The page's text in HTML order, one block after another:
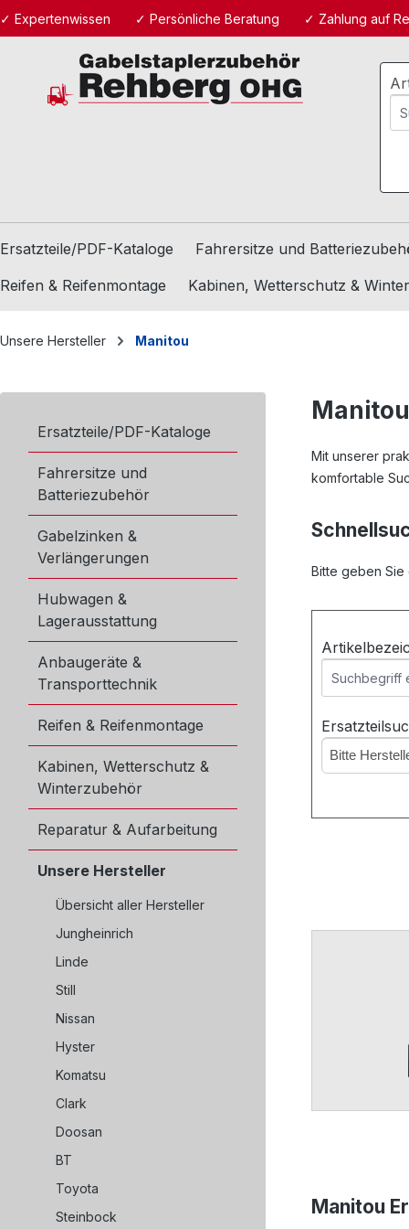
Hauptinhalt springen
Zur Suche springen
Zur Hauptnavigation springen
✓ Expertenwissen ✓ Persönliche Beratung ✓ Zahlung auf
Ersatzteile/PDF-Kataloge Fahrersitze und
Reifen & Reifenmontage
Kabinen, Wetterschutz &
Unsere Hersteller Manitou
Ersatzteile/PDF-Kataloge
Fahrersitze und
Batteriezubehör
Gabelzinken &
Verlängerungen
Hubwagen &
Lagerausstattung
Anbaugeräte &
Transporttechnik
Reifen & Reifenmontage
Kabinen, Wetterschutz &
Winterzubehör
Reparatur & Aufarbeitung
Unsere Hersteller
Übersicht aller Hersteller
Jungheinrich
Linde
Still
Nissan
Hyster
Komatsu
Clark
Doosan
BT
Toyota
Steinbock
Mit unserer
komfortable
Bitte geben Sie
Bitte
Manitou